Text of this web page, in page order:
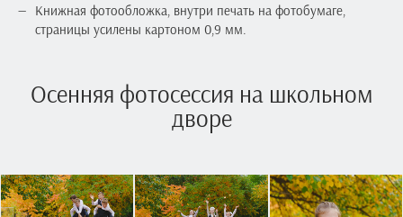
Книжная фотообложка, внутри печать на фотобумаге,
страницы усилены картоном 0,9 мм.
Осенняя фотосессия на школьном
дворе